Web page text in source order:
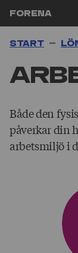
Forena
Start
Både den
påverkar din
arbetsmiljö i